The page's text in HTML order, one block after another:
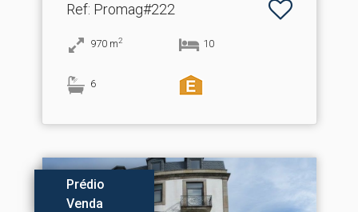
Ref: Promag#222
970 m2 10
6
Prédio
Venda